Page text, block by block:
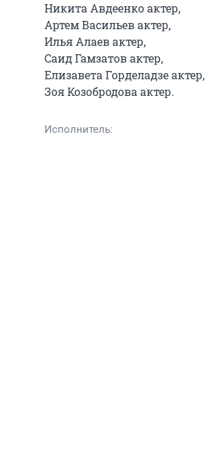
Никита Авдеенко актер,
Артем Васильев актер,
Илья Алаев актер,
Саид Гамзатов актер,
Елизавета Горделадзе актер,
Зоя Козобродова актер.
Исполнитель: